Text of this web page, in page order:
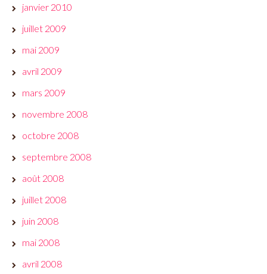
janvier 2010
juillet 2009
mai 2009
avril 2009
mars 2009
novembre 2008
octobre 2008
septembre 2008
août 2008
juillet 2008
juin 2008
mai 2008
avril 2008